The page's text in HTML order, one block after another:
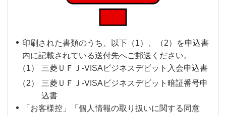
印刷された書類のうち、以下（1）、（2）を申込書
内に記載されている送付先へご郵送ください。
三菱ＵＦＪ-VISAビジネスデビット入会申込書
三菱ＵＦＪ-VISAビジネスデビット暗証番号申
込書
「お客様控」「個人情報の取り扱いに関する同意